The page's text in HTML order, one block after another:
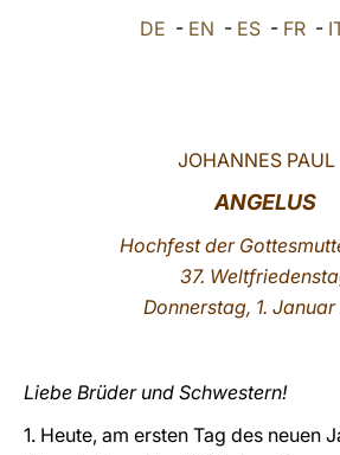
DE - EN - ES - FR -
JOHANNES PAUL
ANGELUS
Hochfest der
37.
Donnerstag, 1.
Liebe Brüder und Schwestern!
1. Heute, am ersten Tag des neuen